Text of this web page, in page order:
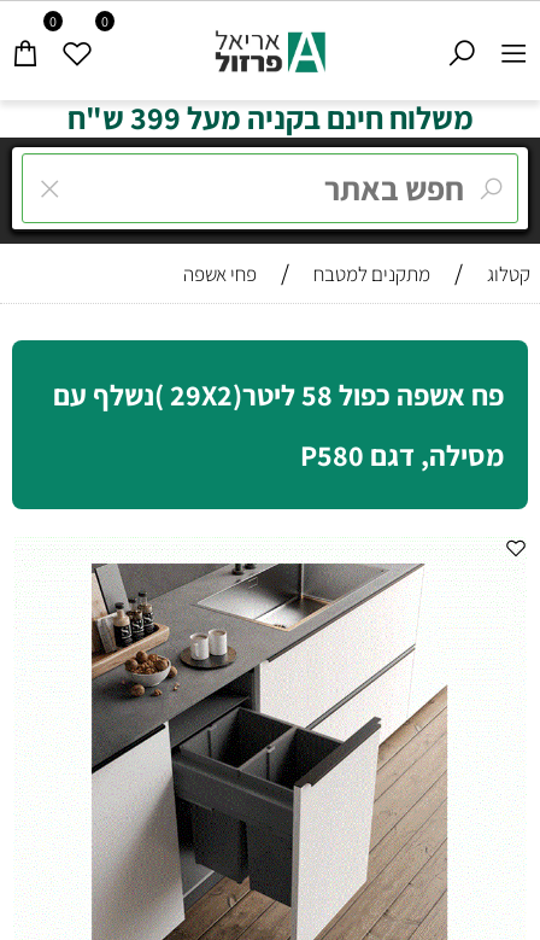
0 0
משלוח חינם בקניה מעל 399 ש"ח
קטלוג / מתקנים למטבח / פחי אשפה
פח אשפה כפול 58 ליטר(29X2 )נשלף עם
מסילה, דגם P580